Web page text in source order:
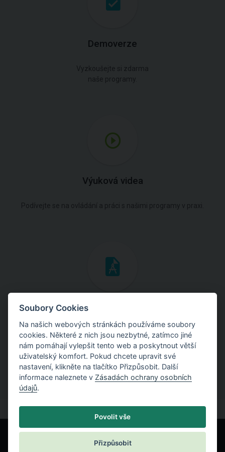
Demoverze
Vyzkoušejte si zdarma
naše programy.
Výuková videa
Podívejte se na ovládání a práci s našimi programy v praxi.
Inženýrské manuály
Stáhněte si manuály s teoretickými i praktickými ukázkami
použití programů.
Soubory Cookies
Na našich webových stránkách používáme soubory
cookies. Některé z nich jsou nezbytné, zatímco jiné
nám pomáhají vylepšit tento web a poskytnout větší
uživatelský komfort. Pokud chcete upravit své
nastavení, klikněte na tlačítko Přizpůsobit. Další
informace naleznete v Zásadách ochrany osobních
údajů.
Povolit vše
Přizpůsobit